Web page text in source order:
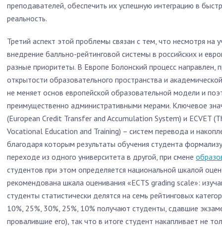
преподавателей, обеспечить их успешную интеграцию в
реальность.
Третий аспект этой проблемы связан с тем, что несмотря на
внедрение балльно-рейтинговой системы в российских и
разные приоритеты. В Европе Болонский процесс направлен,
открытости образовательного пространства и
не меняет основ европейской образовательной модели и
преимущественно административными мерами. Ключевое
(European Credit Transfer and Accumulation System) и ECVET
Vocational Education and Training) – систем перевода и
благодаря которым результаты обучения студента
переходе из одного университета в другой, при смене
студентов при этом определяется национальной шкалой
рекомендована шкала оценивания «ECTS grading scale»:
студенты статистически делятся на семь рейтинговых
10%, 25%, 30%, 25%, 10% получают студенты, сдавшие
провалившие его), так что в итоге студент накапливает не